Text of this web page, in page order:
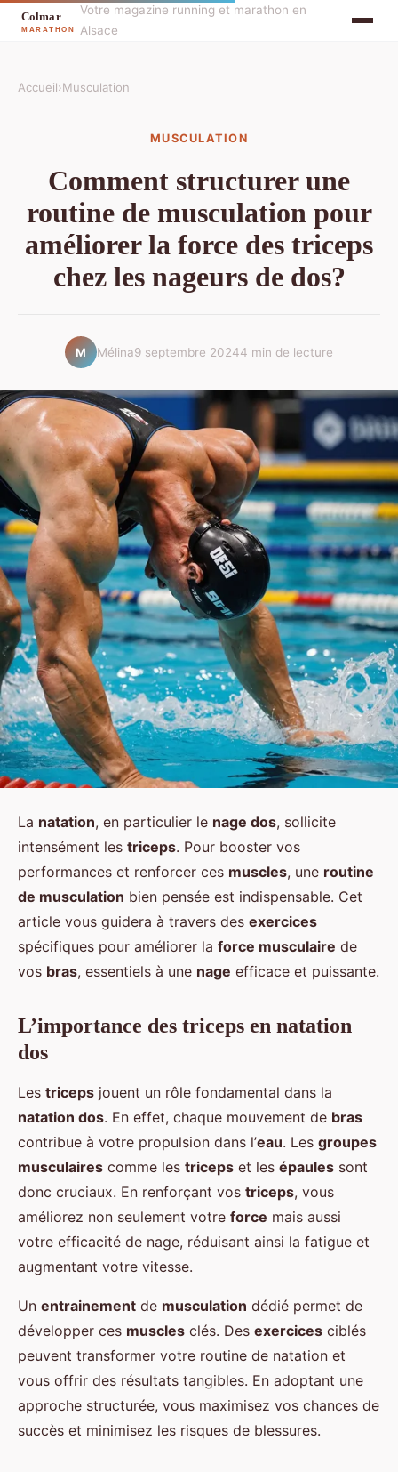
Votre magazine running et marathon en
Alsace
Accueil›Musculation
MUSCULATION
Comment structurer une
routine de musculation pour
améliorer la force des triceps
chez les nageurs de dos?
M Mélina9 septembre 20244 min de lecture
La natation, en particulier le nage dos, sollicite
intensément les triceps. Pour booster vos
performances et renforcer ces muscles, une routine
de musculation bien pensée est indispensable. Cet
article vous guidera à travers des exercices
spécifiques pour améliorer la force musculaire de
vos bras, essentiels à une nage efficace et puissante.
L’importance des triceps en natation
dos
Les triceps jouent un rôle fondamental dans la
natation dos. En effet, chaque mouvement de bras
contribue à votre propulsion dans l’eau. Les groupes
musculaires comme les triceps et les épaules sont
donc cruciaux. En renforçant vos triceps, vous
améliorez non seulement votre force mais aussi
votre efficacité de nage, réduisant ainsi la fatigue et
augmentant votre vitesse.
Un entrainement de musculation dédié permet de
développer ces muscles clés. Des exercices ciblés
peuvent transformer votre routine de natation et
vous offrir des résultats tangibles. En adoptant une
approche structurée, vous maximisez vos chances de
succès et minimisez les risques de blessures.